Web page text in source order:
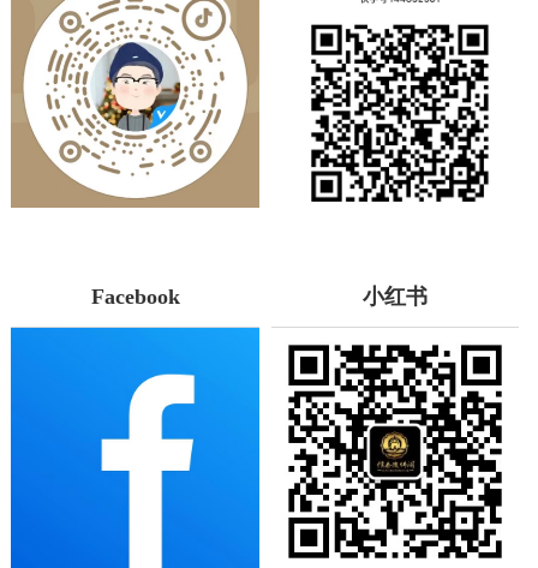
Facebook 小红书